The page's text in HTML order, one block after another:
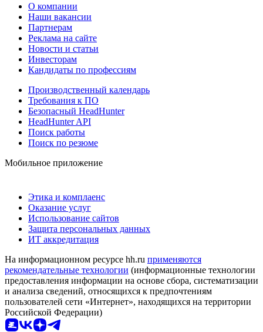
О компании
Наши вакансии
Партнерам
Реклама на сайте
Новости и статьи
Инвесторам
Кандидаты по профессиям
Производственный календарь
Требования к ПО
Безопасный HeadHunter
HeadHunter API
Поиск работы
Поиск по резюме
Мобильное приложение
Этика и комплаенс
Оказание услуг
Использование сайтов
Защита персональных данных
ИТ аккредитация
На информационном ресурсе hh.ru применяются
рекомендательные технологии (информационные технологии
предоставления информации на основе сбора, систематизации
и анализа сведений, относящихся к предпочтениям
пользователей сети «Интернет», находящихся на территории
Российской Федерации)